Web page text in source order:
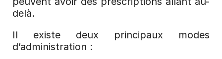
delà.
Il existe deux principaux modes
d’administration :